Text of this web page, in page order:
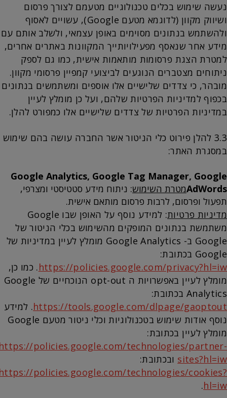
נעשה שימוש בכלים טכנולוגיים מטעמם לצורך פרסום
ושיווק מקוון (לדוגמא מטעם Google), עשויים לאסוף
ולהשתמש בנתונים מסוימים באופן עצמאי, ולשלב אותם עם
מידע אחר שנאסף מפעילויותייך המקוונות באתרים אחרים,
למטרת הצגת פרסומות מותאמות אישית, כמו גם לספק
ניתוחים מצטברים הנוגעים לביצועי קמפיין פרסומי מקוון.
מובהר, כי צדדים שלישיים אלו אוספים ומשתמשים בנתונים
בכפוף למדיניות הפרטיות שלהם, ועל כן מומלץ לעיין
במדיניות הפרטיות של צדדים שלישיים אלו כמפורט להלן.
3.3 להלן פירוט כלי הניטור אשר החברה עושה בהם שימוש
במסגרת האתר:
Google Analytics, Google Tag Manager, Google
AdWordsמטרת השימוש: ניתוח מידע סטטיסטי ומצרפי,
תפעול ופרסום, לרבות פרסום מותאם אישית.
מדיניות פרטיות
: למידע נוסף על האופן שבו Google
משתמשת בנתונים המופקים מהשימוש בכלי הניטור של
Google ב- Google Analytics מומלץ לעיין במדיניות של
Google בכתובת:
https://policies.google.com/privacy?hl=iw. כמו כן,
מומלץ לעיין באפשרויות ה opt-out הנוכחיים של Google
Analytics בכתובת:
https://tools.google.com/dlpage/gaoptout. למידע
נוסף אודות שימוש בטכנולוגיות וכלי ניטור מטעם Google
מומלץ לעיין בכתובת:
policies.google.com/technologies/partner-
sites?hl=iw ובכתובת:
policies.google.com/technologies/cookies?
hl=iw
.